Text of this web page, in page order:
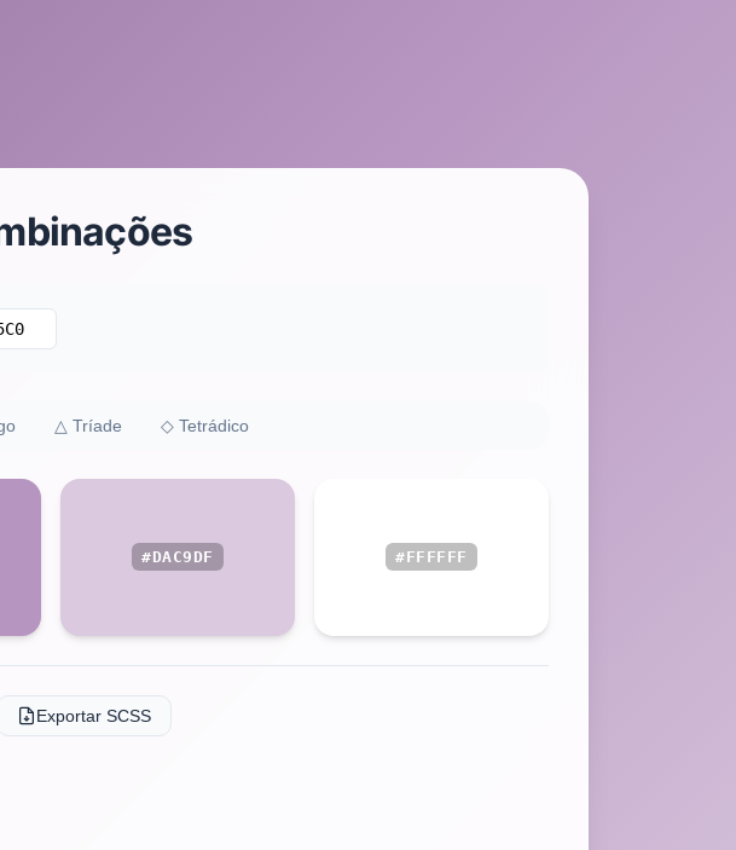
△ Tríade ◇ Tetrádico
#DAC9DF #FFFFFF
Exportar SCSS